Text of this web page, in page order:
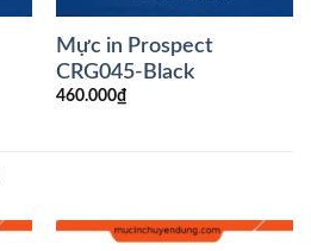
Mực in Prospect
CRG045-Black
460.000₫